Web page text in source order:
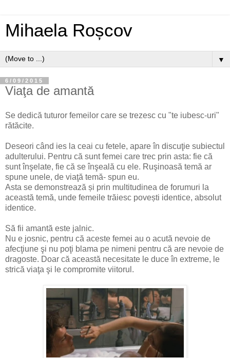
Mihaela Roșcov
▼
6/09/2015
Viaţa de amantă
Se dedică tuturor femeilor care se trezesc cu "te iubesc-uri"
rătăcite.
Deseori când ies la ceai cu fetele, apare în discuţie subiectul
adulterului. Pentru că sunt femei care trec prin asta: fie că
sunt înşelate, fie că se înşeală cu ele. Ruşinoasă temă ar
spune unele, de viaţă temă- spun eu.
Asta se demonstrează și prin multitudinea de forumuri la
această temă, unde femeile trăiesc povești identice, absolut
identice.
Să fii amantă este jalnic.
Nu e josnic, pentru că aceste femei au o acută nevoie de
afecţiune şi nu poţi blama pe nimeni pentru că are nevoie de
dragoste. Doar că această necesitate le duce în extreme, le
strică viaţa şi le compromite viitorul.